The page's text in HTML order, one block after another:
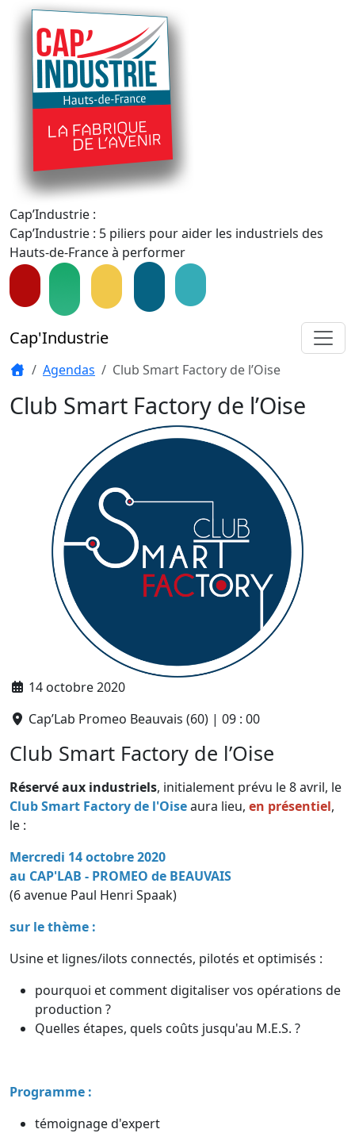
Cap’Industrie :
Cap’Industrie : 5 piliers pour aider les industriels des
Hauts-de-France à performer
Cap'Industrie
Agendas Club Smart Factory de l’Oise
Club Smart Factory de l’Oise
14 octobre 2020
Cap’Lab Promeo Beauvais (60) | 09 : 00
Club Smart Factory de l’Oise
Réservé aux industriels, initialement prévu le 8 avril, le
Club Smart Factory de l'Oiseaura lieu, en présentiel,
le :
Mercredi 14 octobre 2020
au CAP'LAB - PROMEO de BEAUVAIS
(6 avenue Paul Henri Spaak)
sur le thème :
Usine et lignes/ilots connectés, pilotés et optimisés :
pourquoi et comment digitaliser vos opérations de
production ?
Quelles étapes, quels coûts jusqu'au M.E.S. ?
Programme :
témoignage d'expert